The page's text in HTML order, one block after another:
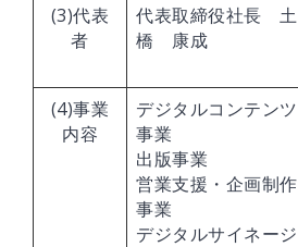
(3)代表
者
代表取締役社長 土
橋 康成
(4)事業
内容
デジタルコンテンツ
事業
出版事業
営業支援・企画制作
事業
デジタルサイネージ